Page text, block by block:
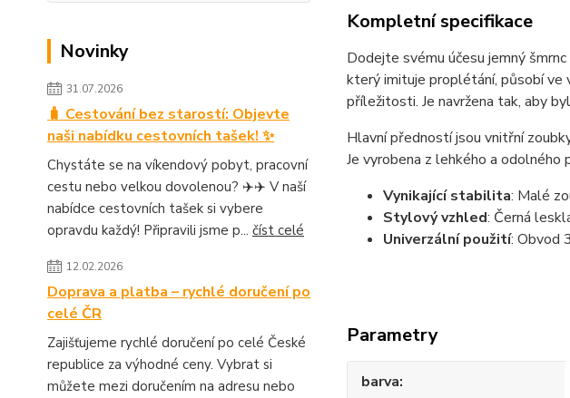
Novinky
31.07.2026
🧳 Cestování bez starostí: Objevte
naši nabídku cestovních tašek! ✨
Chystáte se na víkendový pobyt, pracovní
cestu nebo velkou dovolenou? ✈️✈️ V naší
nabídce cestovních tašek si vybere
opravdu každý! Připravili jsme p... číst celé
12.02.2026
Doprava a platba – rychlé doručení po
celé ČR
Zajišťujeme rychlé doručení po celé České
republice za výhodné ceny. Vybrat si
můžete mezi doručením na adresu nebo
Kompletní specifikace
Dodejte svému účesu jemný
který imituje proplétání, působí ve
příležitosti. Je navržena tak, aby
Hlavní předností jsou vnitřní
Je vyrobena z lehkého a
Vynikající stabilita: Malé
Stylový vzhled: Černá
Univerzální použití: Obvod
Parametry
barva